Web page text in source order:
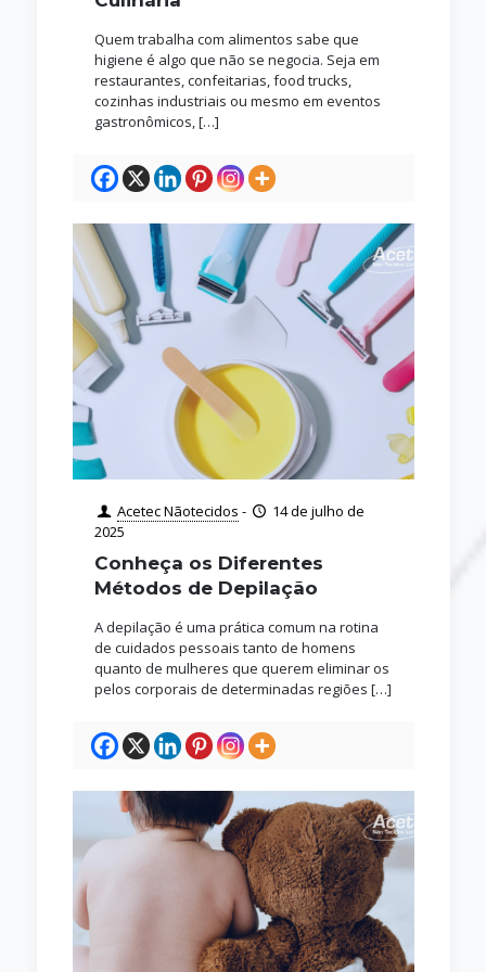
Quem trabalha com alimentos sabe que
higiene é algo que não se negocia. Seja em
restaurantes, confeitarias, food trucks,
cozinhas industriais ou mesmo em eventos
gastronômicos,[…]
Acetec Nãotecidos -
14 de julho de
2025
Conheça os Diferentes
Métodos de Depilação
A depilação é uma prática comum na rotina
de cuidados pessoais tanto de homens
quanto de mulheres que querem eliminar os
pelos corporais de determinadas regiões […]